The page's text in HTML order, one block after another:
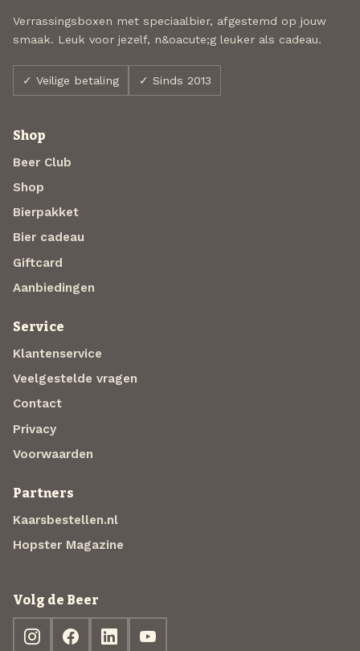
Verrassingsboxen met speciaalbier, afgestemd op jouw
smaak. Leuk voor jezelf, n&oacute;g leuker als cadeau.
✓ Veilige betaling ✓ Sinds 2013
Shop
Beer Club
Shop
Bierpakket
Bier cadeau
Giftcard
Aanbiedingen
Service
Klantenservice
Veelgestelde vragen
Contact
Privacy
Voorwaarden
Partners
Kaarsbestellen.nl
Hopster Magazine
Volg de Beer